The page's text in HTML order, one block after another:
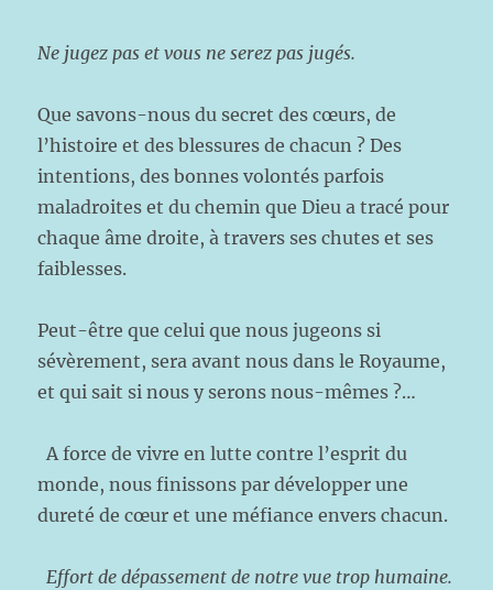
Ne jugez pas et vous ne serez pas jugés.
Que savons-nous du secret des cœurs, de
l’histoire et des blessures de chacun ? Des
intentions, des bonnes volontés parfois
maladroites et du chemin que Dieu a tracé pour
chaque âme droite, à travers ses chutes et ses
faiblesses.
Peut-être que celui que nous jugeons si
sévèrement, sera avant nous dans le Royaume,
et qui sait si nous y serons nous-mêmes ?…
A force de vivre en lutte contre l’esprit du
monde, nous finissons par développer une
dureté de cœur et une méfiance envers chacun.
Effort de dépassement de notre vue trop humaine.